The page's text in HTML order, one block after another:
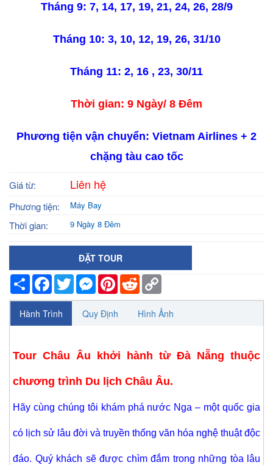
Tháng 9: 7, 14, 17, 19, 21, 24, 26, 28/9
Tháng 10: 3, 10, 12, 19, 26, 31/10
Tháng 11: 2, 16 , 23, 30/11
Thời gian: 9 Ngày/ 8 Đêm
Phương tiện vận chuyển: Vietnam Airlines + 2
chặng tàu cao tốc
Giá từ: Liên hệ
Phương tiện: Máy Bay
Thời gian: 9 Ngày 8 Đêm
ĐẶT TOUR
Share Facebook
TwitterMessengerPinterestReddit
Hành Trình
Quy Định Hình Ảnh
Tour Châu Âu khởi hành từ Đà Nẵng thuộc
chương trình Du lịch Châu Âu.
Hãy cùng chúng tôi khám phá nước Nga – một quốc gia
có lịch sử lâu đời và truyền thống văn hóa nghệ thuật độc
đáo. Quý khách sẽ được chìm đắm trong những tòa lâu